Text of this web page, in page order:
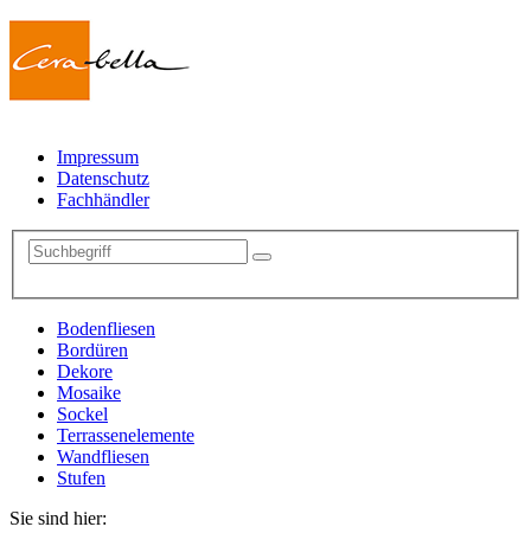
Impressum
Datenschutz
Fachhändler
Bodenfliesen
Bordüren
Dekore
Mosaike
Sockel
Terrassenelemente
Wandfliesen
Stufen
Sie sind hier: